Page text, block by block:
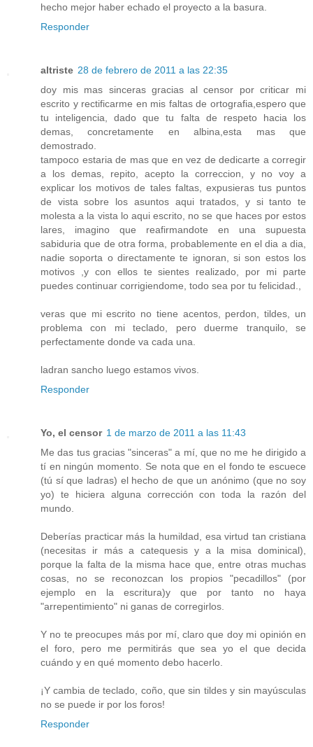
hecho mejor haber echado el proyecto a la basura.
Responder
altriste 28 de febrero de 2011 a las 22:35
doy mis mas sinceras gracias al censor por criticar mi
escrito y rectificarme en mis faltas de ortografia,espero que
tu inteligencia, dado que tu falta de respeto hacia los
demas, concretamente en albina,esta mas que
demostrado.
tampoco estaria de mas que en vez de dedicarte a corregir
a los demas, repito, acepto la correccion, y no voy a
explicar los motivos de tales faltas, expusieras tus puntos
de vista sobre los asuntos aqui tratados, y si tanto te
molesta a la vista lo aqui escrito, no se que haces por estos
lares, imagino que reafirmandote en una supuesta
sabiduria que de otra forma, probablemente en el dia a dia,
nadie soporta o directamente te ignoran, si son estos los
motivos ,y con ellos te sientes realizado, por mi parte
puedes continuar corrigiendome, todo sea por tu felicidad.,
veras que mi escrito no tiene acentos, perdon, tildes, un
problema con mi teclado, pero duerme tranquilo, se
perfectamente donde va cada una.
ladran sancho luego estamos vivos.
Responder
Yo, el censor 1 de marzo de 2011 a las 11:43
Me das tus gracias "sinceras" a mí, que no me he dirigido a
tí en ningún momento. Se nota que en el fondo te escuece
(tú sí que ladras) el hecho de que un anónimo (que no soy
yo) te hiciera alguna corrección con toda la razón del
mundo.
Deberías practicar más la humildad, esa virtud tan cristiana
(necesitas ir más a catequesis y a la misa dominical),
porque la falta de la misma hace que, entre otras muchas
cosas, no se reconozcan los propios "pecadillos" (por
ejemplo en la escritura)y que por tanto no haya
"arrepentimiento" ni ganas de corregirlos.
Y no te preocupes más por mí, claro que doy mi opinión en
el foro, pero me permitirás que sea yo el que decida
cuándo y en qué momento debo hacerlo.
¡Y cambia de teclado, coño, que sin tildes y sin mayúsculas
no se puede ir por los foros!
Responder